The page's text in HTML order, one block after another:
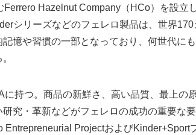
Hazelnut Company（HCo）を設立
シリーズなどのフェレロ製品は、世界
憶や習慣の一部となっており、何世代にも
持つ。商品の新鮮さ、高い品質、最上の
究・革新などがフェレロの成功の重要な
Entrepreneurial ProjectおよびKinder+Sport